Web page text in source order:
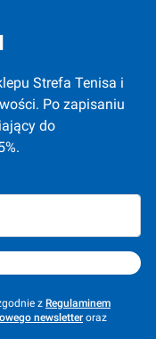
Strefa Tenisa i
Po zapisaniu
do
z Regulaminem
newsletter oraz